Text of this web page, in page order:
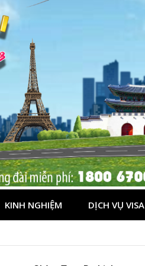
KINH NGHIỆM DỊCH VỤ VISA